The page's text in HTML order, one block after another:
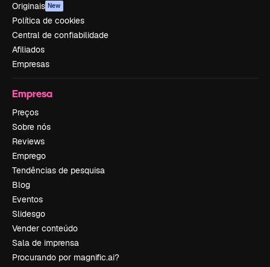
Originais New
Política de cookies
Central de confiabilidade
Afiliados
Empresas
Empresa
Preços
Sobre nós
Reviews
Emprego
Tendências de pesquisa
Blog
Eventos
Slidesgo
Vender conteúdo
Sala de imprensa
Procurando por magnific.ai?